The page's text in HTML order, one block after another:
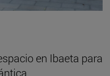
en Ibaeta para